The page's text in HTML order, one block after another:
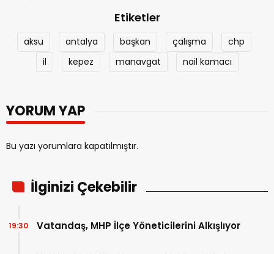
Etiketler
aksu antalya başkan çalışma
chp
il
kepez manavgat nail kamacı
YORUM YAP
Bu yazı yorumlara kapatılmıştır.
İlginizi Çekebilir
Vatandaş, MHP İlçe Yöneticilerini Alkışlıyor
19:30